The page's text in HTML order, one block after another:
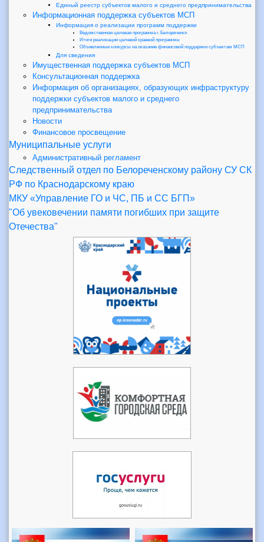
Единый реестр субъектов малого и среднего предпринимательства
Информационная поддержка субъектов МСП
Информация о реализации программ поддержки
Ведомственная целевая программа г. Белореченск
Итоги реализации целевой краевой программы
Объявленные конкурсы на оказание финансовой поддержки субъектам МСП
Для сведения
Имущественная поддержка субъектов МСП
Консультационная поддержка
Информация об организациях, образующих инфраструктуру
поддержки субъектов малого и среднего
предпринимательства
Новости
Финансовое просвещение
Муниципальные услуги
Административный регламент
Следственный отдел по Белореченскому району СУ СК
РФ по Краснодарскому краю
МКУ «Управление ГО и ЧС, ПБ и СС БГП»
"Об увековечении памяти погибших при защите
Отечества"